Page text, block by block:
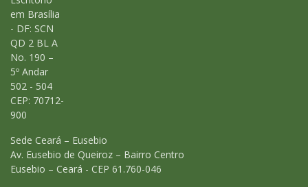
em Brasília
- DF: SCN
QD 2 BL A
No. 190 –
5º Andar
502 - 504
CEP: 70712-
900
Sede Ceará – Eusebio
Av. Eusebio de Queiroz – Bairro Centro
Eusebio – Ceará - CEP 61.760-046